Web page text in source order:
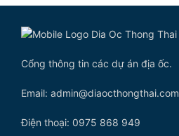
Cổng thông tin các dự án địa ốc.
Email: admin@diaocthongthai.com
Điện thoại: 0975 868 949